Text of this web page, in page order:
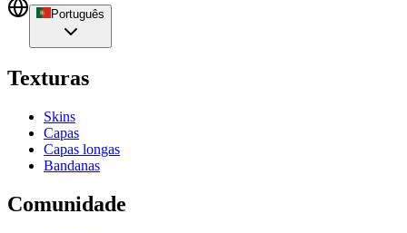
Português
Texturas
Skins
Capas
Capas longas
Bandanas
Comunidade